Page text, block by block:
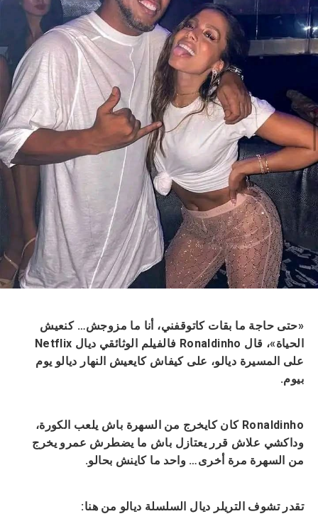
«حتى حاجة ما بقات كاتوقفني، أنا ما مزوجش… كنعيش
الحياة»، قال Ronaldinho فالفيلم الوثائقي ديال Netflix
على المسيرة ديالو، على كيفاش كايعيش النهار ديالو يوم
بيوم.
Ronaldinho كان كايخرج من السهرة باش يلعب الكورة،
وداكشي علاش قرر يعتازل باش ما يضطرش عمرو يخرج
من السهرة مرة أخرى… واحد ما كاينش بحالو.
تقدر تشوف التريلر ديال السلسلة ديالو من هنا: